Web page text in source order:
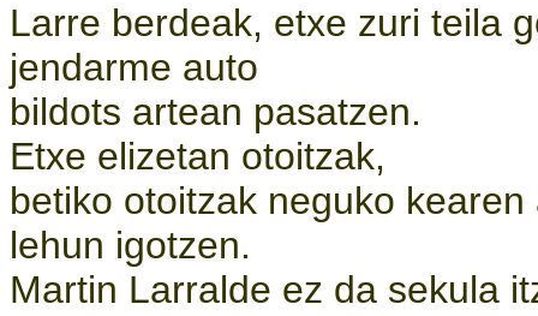
Larre berdeak, etxe zuri teila
jendarme auto
bildots artean pasatzen.
Etxe elizetan otoitzak,
betiko otoitzak neguko kearen
lehun igotzen.
Martin Larralde ez da sekula